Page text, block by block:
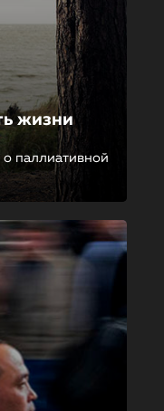
жизни
паллиативной